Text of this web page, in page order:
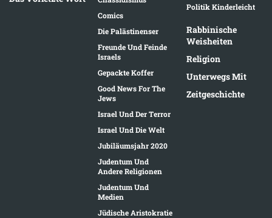
Comics
Die Palästinenser
Freunde Und Feinde
Israels
Gepackte Koffer
Good News For The
Jews
Israel Und Der Terror
Israel Und Die Welt
Jubiläumsjahr 2020
Judentum Und
Andere Religionen
Judentum Und
Medien
Jüdische Aristokratie
Politik Kinderleicht
Rabbinische
Weisheiten
Religion
Unterwegs Mit
Zeitgeschichte